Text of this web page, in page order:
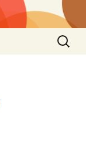
Suchen
nach: